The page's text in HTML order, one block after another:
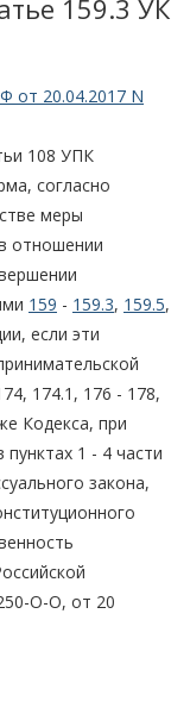
159.3 УК
от 20.04.2017 N
108 УПК
согласно
меры
отношении
159 - 159.3, 159.5,
если эти
174.1, 176 - 178,
Кодекса, при
1 - 4 части
закона,
О-О, от 20